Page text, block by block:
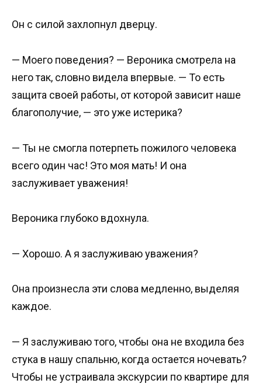
Он с силой захлопнул дверцу.
— Моего поведения? — Вероника смотрела на
него так, словно видела впервые. — То есть
защита своей работы, от которой зависит наше
благополучие, — это уже истерика?
— Ты не смогла потерпеть пожилого человека
всего один час! Это моя мать! И она
заслуживает уважения!
Вероника глубоко вдохнула.
— Хорошо. А я заслуживаю уважения?
Она произнесла эти слова медленно, выделяя
каждое.
— Я заслуживаю того, чтобы она не входила без
стука в нашу спальню, когда остается ночевать?
Чтобы не устраивала экскурсии по квартире для